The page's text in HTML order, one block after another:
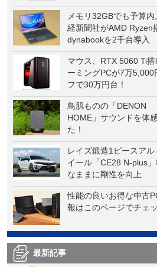
メモリ32GBでも予算内
経新聞社がAMD Ryzen
dynabookを2千台導入
マウス、RTX 5060 Ti搭
ーミングPCが7万5,000
フで30万円台！
鳥肌ものの「DENON
HOME」サウンドを体
た！
レイズ鍛造1ピースアル
イール「CE28 N-plus
なままに剛性を向上
性能の良いお得な中古
報はこのページでチェッ
最新記事